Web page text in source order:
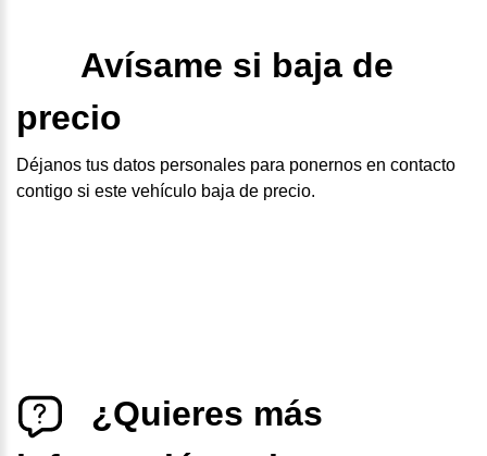
Avísame si baja de
precio
Déjanos tus datos personales para ponernos en contacto
contigo si este vehículo baja de precio.
¿Quieres más